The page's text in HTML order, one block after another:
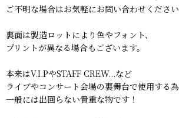
ご不明な場合はお気軽にお問い合わせください
裏面は製造ロットにより色やフォント、
プリントが異なる場合もございます。
本来はV.I.PやSTAFF CREW...など
ライブやコンサート会場の裏舞台で使用する
一般には出回らない貴重な物です！